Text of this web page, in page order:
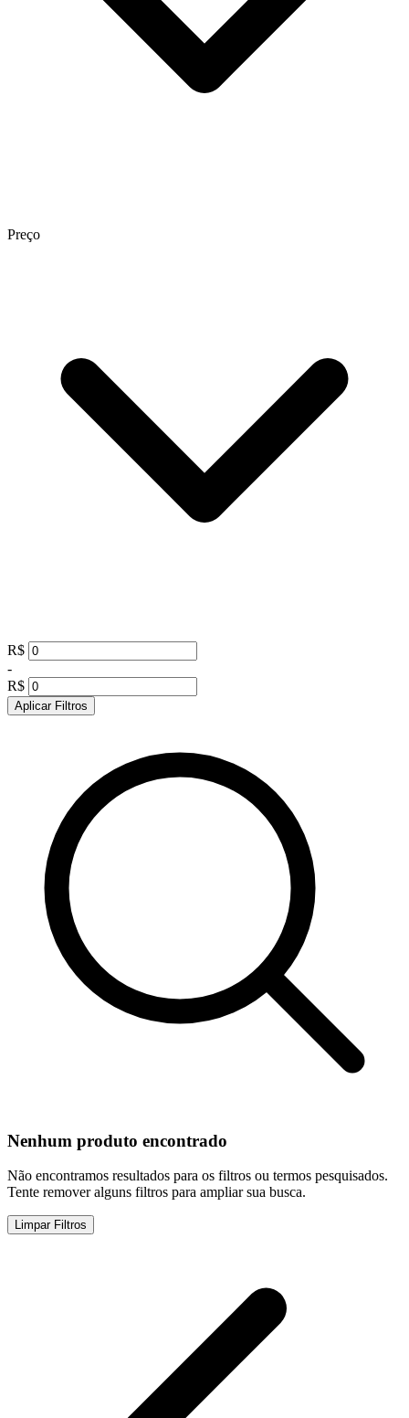
Preço
R$
-
R$
Aplicar Filtros
Nenhum produto encontrado
Não encontramos resultados para os filtros ou termos pesquisados.
Tente remover alguns filtros para ampliar sua busca.
Limpar Filtros